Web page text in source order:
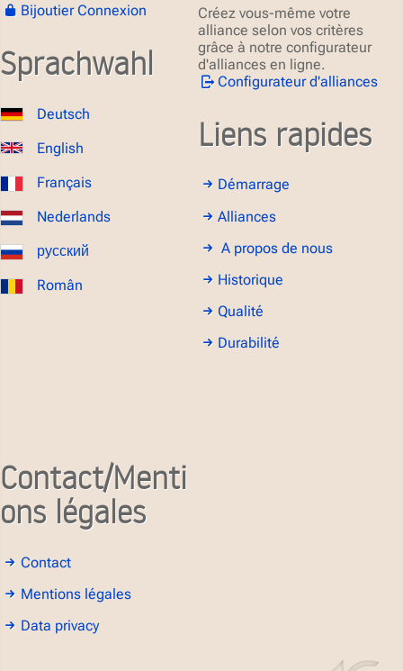
Bijoutier Connexion
Sprachwahl
Deutsch
English
Français
Nederlands
русский
Român
Créez vous-même votre
alliance selon vos critères
grâce à notre configurateur
d'alliances en ligne.
Configurateur d'alliances
Liens rapides
Démarrage
Alliances
A propos de nous
Historique
Qualité
Durabilité
Contact/Menti
ons légales
Contact
Mentions légales
Data privacy